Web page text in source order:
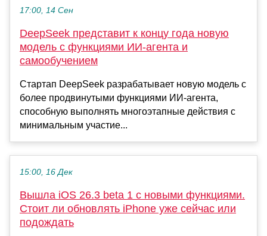
17:00, 14 Сен
DeepSeek представит к концу года новую
модель с функциями ИИ-агента и
самообучением
Стартап DeepSeek разрабатывает новую модель с
более продвинутыми функциями ИИ-агента,
способную выполнять многоэтапные действия с
минимальным участие...
15:00, 16 Дек
Вышла iOS 26.3 beta 1 с новыми функциями.
Стоит ли обновлять iPhone уже сейчас или
подождать